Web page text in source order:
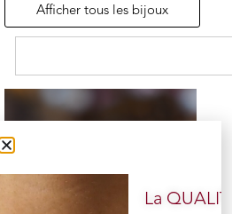
Afficher tous les bijoux
La QUALITÉ